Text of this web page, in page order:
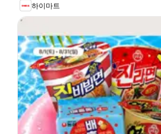
하이마트